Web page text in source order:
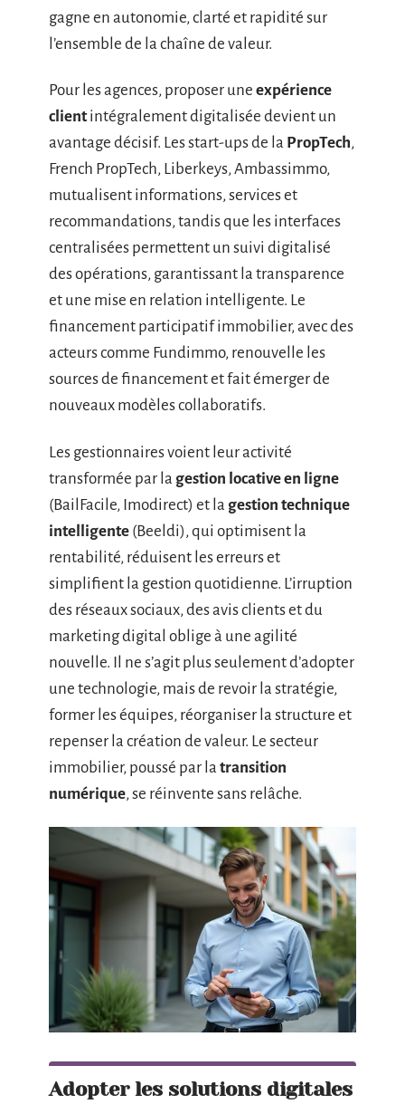
gagne en autonomie, clarté et rapidité sur
l’ensemble de la chaîne de valeur.
Pour les agences, proposer une expérience
clientintégralement digitalisée devient un
avantage décisif. Les start-ups de la PropTech,
French PropTech, Liberkeys, Ambassimmo,
mutualisent informations, services et
recommandations, tandis que les interfaces
centralisées permettent un suivi digitalisé
des opérations, garantissant la transparence
et une mise en relation intelligente. Le
financement participatif immobilier, avec des
acteurs comme Fundimmo, renouvelle les
sources de financement et fait émerger de
nouveaux modèles collaboratifs.
Les gestionnaires voient leur activité
transformée par la gestion locative en ligne
(BailFacile, Imodirect) et la gestion technique
intelligente (Beeldi), qui optimisent la
rentabilité, réduisent les erreurs et
simplifient la gestion quotidienne. L’irruption
des réseaux sociaux, des avis clients et du
marketing digital oblige à une agilité
nouvelle. Il ne s’agit plus seulement d’adopter
une technologie, mais de revoir la stratégie,
former les équipes, réorganiser la structure et
repenser la création de valeur. Le secteur
immobilier, poussé par la transition
numérique, se réinvente sans relâche.
Adopter les solutions digitales